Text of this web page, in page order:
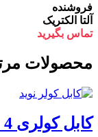
فروشنده
آلتا الکتریک
تماس بگیرید
محصولات
کابل کولری 4 در 1.5 نوید